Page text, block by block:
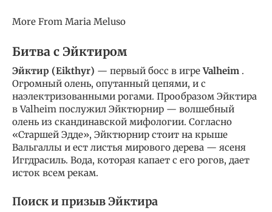
More From Maria Meluso
Битва с Эйктиром
Эйктир (Eikthyr) — первый босс в игреValheim .
Огромный олень, опутанный цепями, и с
наэлектризованными рогами. Прообразом Эйктира
в Valheim послужил Эйктюрнир — волшебный
олень из скандинавской мифологии. Согласно
«Старшей Эдде», Эйктюрнир стоит на крыше
Вальгаллы и ест листья мирового дерева — ясеня
Иггдрасиль. Вода, которая капает с его рогов, дает
исток всем рекам.
Поиск и призыв Эйктира